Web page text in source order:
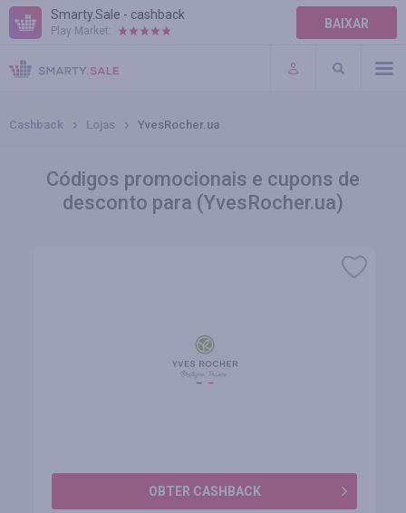
Smarty.Sale - cashback
Play Market: BAIXAR
AJUDA
TERMOS DE USO
Cashback Lojas YvesRocher.ua
Códigos promocionais e cupons de
desconto para (YvesRocher.ua)
OBTER CASHBACK